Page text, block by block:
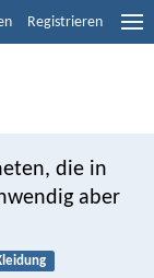
Registrieren
die in
aber